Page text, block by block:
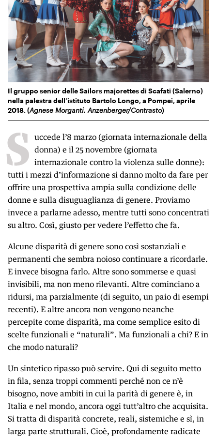
Il gruppo senior delle Sailors majorettes di Scafati (Salerno)
nella palestra dell’istituto Bartolo Longo, a Pompei, aprile
2018. (Agnese Morganti, Anzenberg​er/Contrasto)
S uccede l’8 marzo (giornata internazionale della
donna) e il 25 novembre (giornata
internazionale contro la violenza sulle donne):
tutti i mezzi d’informazione si danno molto da fare per
offrire una prospettiva ampia sulla condizione delle
donne e sulla disuguaglianza di genere. Proviamo
invece a parlarne adesso, mentre tutti sono concentrati
su altro. Così, giusto per vedere l’effetto che fa.
Alcune disparità di genere sono così sostanziali e
permanenti che sembra noioso continuare a ricordarle.
E invece bisogna farlo. Altre sono sommerse e quasi
invisibili, ma non meno rilevanti. Altre cominciano a
ridursi, ma parzialmente (di seguito, un paio di esempi
recenti). E altre ancora non vengono neanche
percepite come disparità, ma come semplice esito di
scelte funzionali e “naturali”. Ma funzionali a chi? E in
che modo naturali?
Un sintetico ripasso può servire. Qui di seguito metto
in fila, senza troppi commenti perché non ce n’è
bisogno, nove ambiti in cui la parità di genere è, in
Italia e nel mondo, ancora oggi tutt’altro che acquisita.
Si tratta di disparità concrete, reali, sistemiche e sì, in
larga parte strutturali. Cioè, profondamente radicate